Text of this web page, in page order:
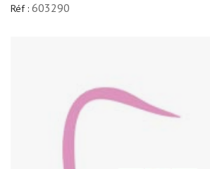
Réf : 603290